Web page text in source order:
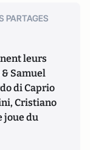
PARTAGES
leurs
Samuel
di Caprio
Cristiano
joue du